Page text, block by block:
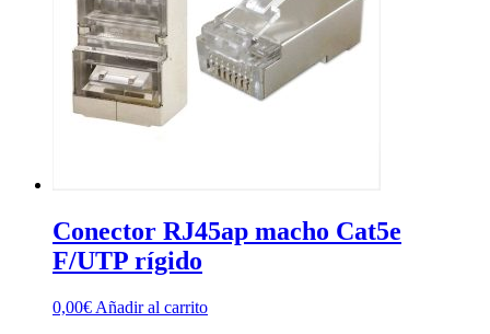
Conector RJ45ap macho Cat5e
F/UTP rígido
0,00€ Añadir al carrito